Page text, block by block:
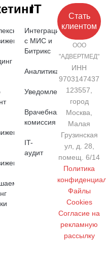
IT
Интеграция
с МИС и
Битрикс
Аналитика
Уведомления
Врачебная
комиссия
IT-
аудит
Стать
клиентом
ООО
"АДВЕРТМЕД"
ИНН
9703147437
123557,
город
Москва,
Малая
Грузинская
ул, д. 28,
помещ. 6/14
Политика
Файлы
Cookies
Cогласие на
рекламную
рассылку